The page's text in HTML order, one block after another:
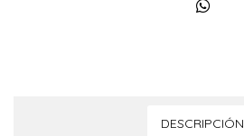
DESCRIPCIÓN